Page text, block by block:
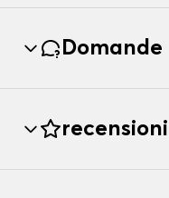
Domande
recensioni